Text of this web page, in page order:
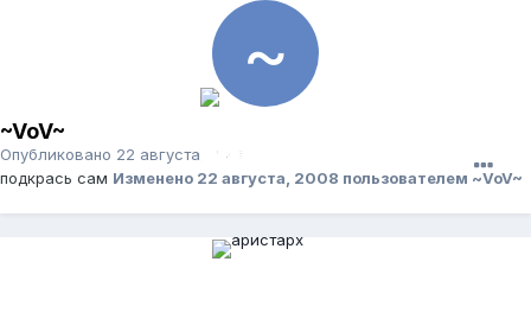
~VoV~
Опубликовано 22 августа, 2008
подкрась сам Изменено 22 августа, 2008 пользователем ~VoV~